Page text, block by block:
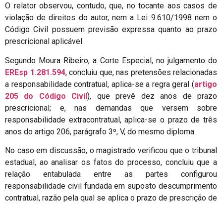
O relator observou, contudo, que, no tocante aos casos de
violação de direitos do autor, nem a Lei 9.610/1998 nem o
Código Civil possuem previsão expressa quanto ao prazo
prescricional aplicável.
Segundo Moura Ribeiro, a Corte Especial, no julgamento do
EREsp 1.281.594, concluiu que, nas pretensões relacionadas
a responsabilidade contratual, aplica-se a regra geral (artigo
205 do Código Civil), que prevê dez anos de prazo
prescricional; e, nas demandas que versem sobre
responsabilidade extracontratual, aplica-se o prazo de três
anos do artigo 206, parágrafo 3º, V, do mesmo diploma.
No caso em discussão, o magistrado verificou que o tribunal
estadual, ao analisar os fatos do processo, concluiu que a
relação entabulada entre as partes configurou
responsabilidade civil fundada em suposto descumprimento
contratual, razão pela qual se aplica o prazo de prescrição de